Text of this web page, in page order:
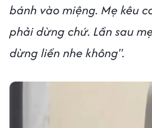
bánh vào miệng. Mẹ kêu
phải dừng chứ. Lần sau
dừng liền nhe không".